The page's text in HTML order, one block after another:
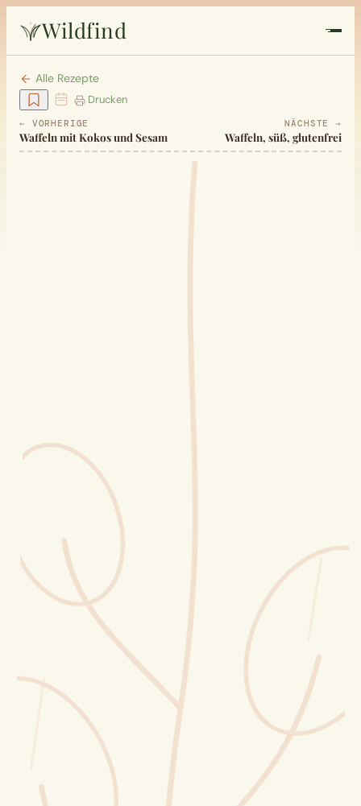
Wildfind
Startseite
Pflanzen
Blüten-Finder
Phänologie-Radar
Vogelstimmen
Gartenplaner
Düngeberater
Challenges
Wusstest du?
Sammlungen
Alle Rezepte
Drucken
← VORHERIGE
Waffeln mit Kokos und Sesam
NÄCHSTE →
Waffeln, süß, glutenfrei